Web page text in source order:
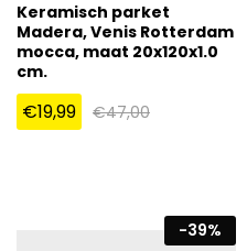
Keramisch parket
Madera, Venis Rotterdam
mocca, maat 20x120x1.0
cm.
€19,99 €47,00
-39%